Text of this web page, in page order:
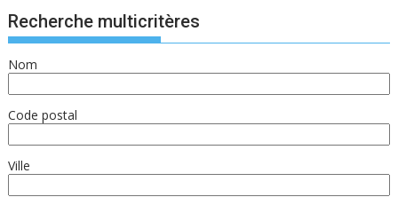
Recherche multicritères
Nom
Code postal
Ville